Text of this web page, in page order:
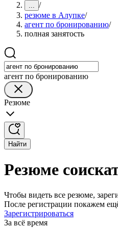
... /
резюме в Алупке/
агент по бронированию/
полная занятость
агент по бронированию
Резюме
Найти
Резюме
Чтобы видеть все резюме,
После регистрации покажем
Зарегистрироваться
За всё время